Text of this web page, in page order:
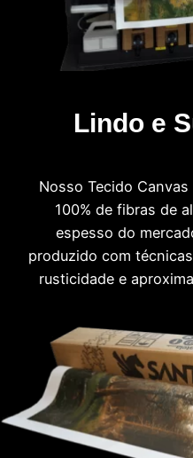
Lindo e
Nosso Tecido
100% de fibras de
espesso do
produzido com
rusticidade e